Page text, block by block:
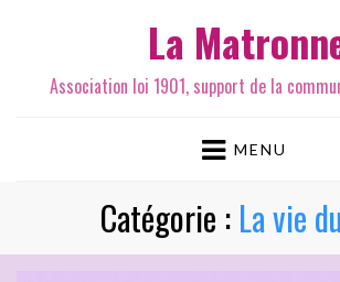
La
Association loi 1901, support de la
MENU
Catégorie : La vie